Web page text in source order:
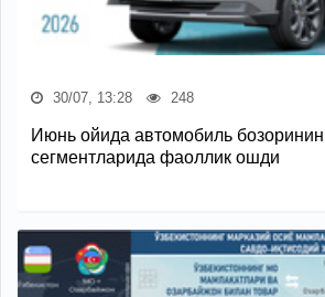
30/07, 13:28 248
Июнь ойида автомобиль
сегментларида фаоллик ошди